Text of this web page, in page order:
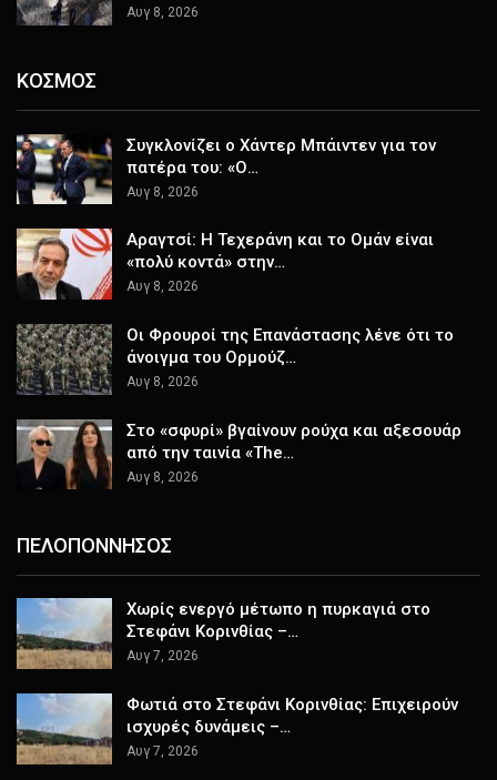
Αυγ 8, 2026
ΚΟΣΜΟΣ
Συγκλονίζει ο Χάντερ Μπάιντεν για τον
πατέρα του: «Ο…
Αυγ 8, 2026
Αραγτσί: Η Τεχεράνη και το Ομάν είναι
«πολύ κοντά» στην…
Αυγ 8, 2026
Οι Φρουροί της Επανάστασης λένε ότι το
άνοιγμα του Ορμούζ…
Αυγ 8, 2026
Στο «σφυρί» βγαίνουν ρούχα και αξεσουάρ
από την ταινία «The…
Αυγ 8, 2026
ΠΕΛΟΠΟΝΝΗΣΟΣ
Χωρίς ενεργό μέτωπο η πυρκαγιά στο
Στεφάνι Κορινθίας –…
Αυγ 7, 2026
Φωτιά στο Στεφάνι Κορινθίας: Επιχειρούν
ισχυρές δυνάμεις –…
Αυγ 7, 2026